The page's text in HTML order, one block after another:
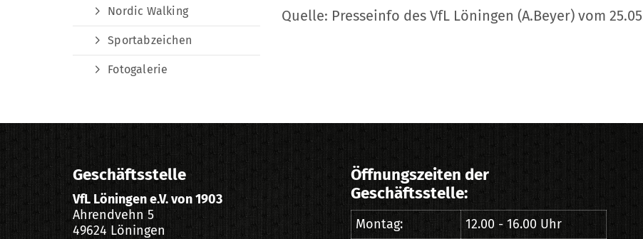
Quelle: Presseinfo des VfL Löningen (A.Beyer) vom
Nordic Walking
Sportabzeichen
Fotogalerie
Geschäftsstelle
VfL Löningen e.V. von 1903
Ahrendvehn 5
49624 Löningen
Öffnungszeiten der
Geschäftsstelle:
Montag:
12.00 - 16.00 Uhr